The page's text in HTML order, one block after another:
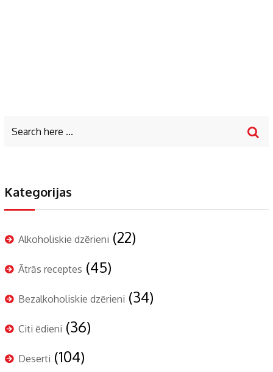
Kategorijas
Alkoholiskie dzērieni (22)
Ātrās receptes (45)
Bezalkoholiskie dzērieni (34)
Citi ēdieni (36)
Deserti (104)